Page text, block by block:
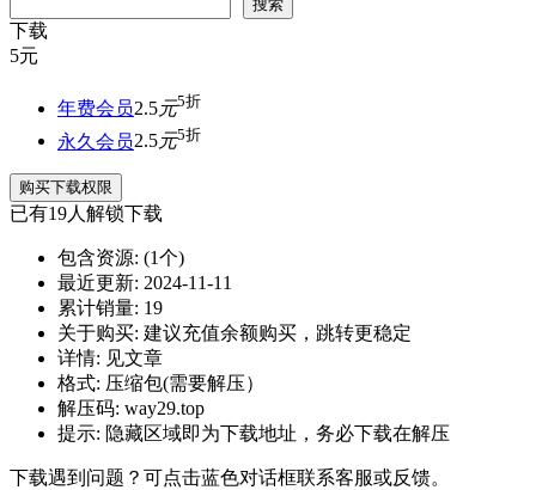
搜索
下载
5元
年费会员2.5元5折
永久会员2.5元5折
购买下载权限
已有19人解锁下载
包含资源: (1个)
最近更新: 2024-11-11
累计销量: 19
关于购买: 建议充值余额购买，跳转更稳定
详情: 见文章
格式: 压缩包(需要解压）
解压码: way29.top
提示: 隐藏区域即为下载地址，务必下载在解压
下载遇到问题？可点击蓝色对话框联系客服或反馈。